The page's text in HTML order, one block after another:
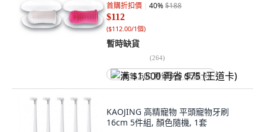
首購折扣價 40%$188
$112
($112.00/1個)
暫時缺貨
(264)
满 $1,500 再省 $75 (王道卡)
KAOJING 高精寵物 平頭寵物牙刷
16cm 5件組, 顏色隨機, 1套